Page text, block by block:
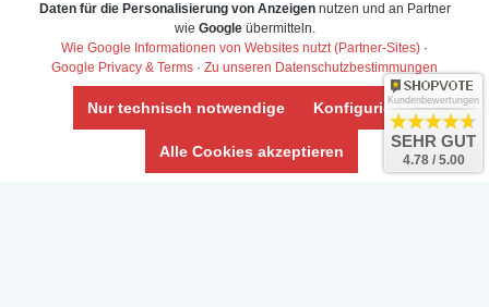
Daten­schutz­erklärung
Widerrufs­recht /Widerrufs­formular
AGB & Info
Impressum
Umwelt und Entsorgung
Vertrag widerrufen
Daten für die Personalisierung von Anzeigennutzen und an Partner
wie Googleübermitteln.
Wie Google Informationen von Websites nutzt (Partner-Sites) ·
Google Privacy & Terms · Zu unseren Datenschutzbestimmungen
Nur technisch notwendige Konfigurieren
Alle Cookies akzeptieren
Kundenbewertungen
SEHR GUT
4.78 / 5.00